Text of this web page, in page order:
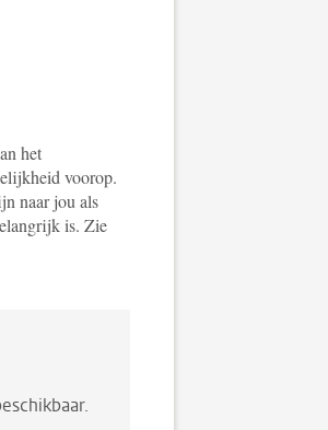
het
voorop.
naar jou als
is. Zie